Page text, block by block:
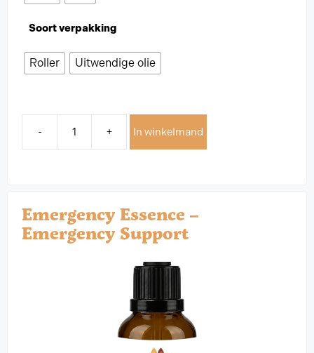
Soort verpakking
Roller Uitwendige olie
- + In winkelmand
Emergency Essence –
Emergency Support